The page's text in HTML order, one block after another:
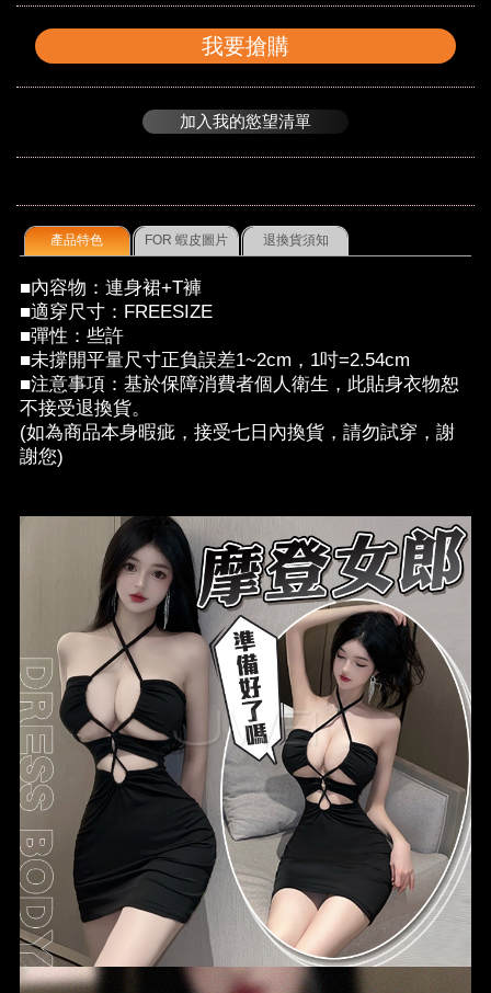
我要搶購
加入我的慾望清單
產品特色 FOR 蝦皮圖片 退換貨須知
■內容物：連身裙+T褲
■適穿尺寸：FREESIZE
■彈性：些許
■未撐開平量尺寸正負誤差1~2cm，1吋=2.54cm
■注意事項：基於保障消費者個人衛生，此貼身衣物恕
不接受退換貨。
(如為商品本身暇疵，接受七日內換貨，請勿試穿，謝
謝您)